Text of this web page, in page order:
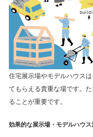
住宅展示場やモデルハウス
てもらえる貴重な場です。
ることが重要です。
効果的な展示場・モデルハウス